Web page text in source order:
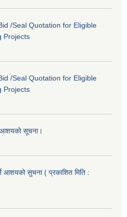
/Seal Quotation for Eligible
Projects
/Seal Quotation for Eligible
Projects
आशयको सूचना।
आशयको सुचना ( प्रकाशित मिति :